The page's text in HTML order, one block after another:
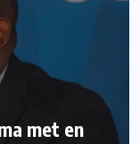
met en